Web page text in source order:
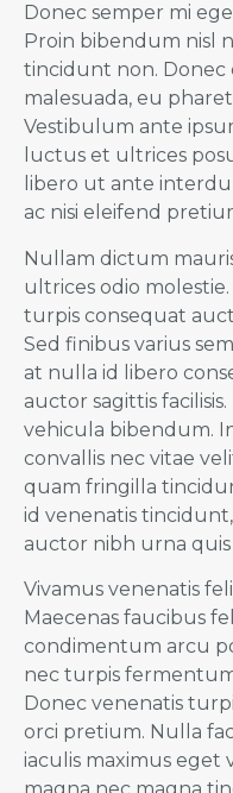
Donec semper mi
Proin bibendum nisl
tincidunt non. Donec
malesuada, eu
Vestibulum ante
luctus et ultrices
libero ut ante
ac nisi eleifend
Nullam dictum
ultrices odio
turpis consequat
Sed finibus varius
at nulla id libero
auctor sagittis
vehicula bibendum.
convallis nec vitae
quam fringilla
id venenatis
auctor nibh urna quis
Vivamus venenatis
Maecenas faucibus
condimentum arcu
nec turpis
Donec venenatis
orci pretium. Nulla
iaculis maximus eget